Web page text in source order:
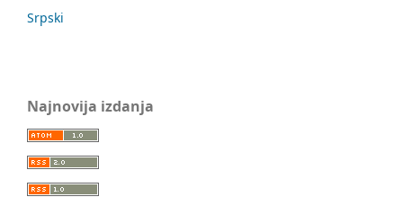
Srpski
Najnovija izdanja